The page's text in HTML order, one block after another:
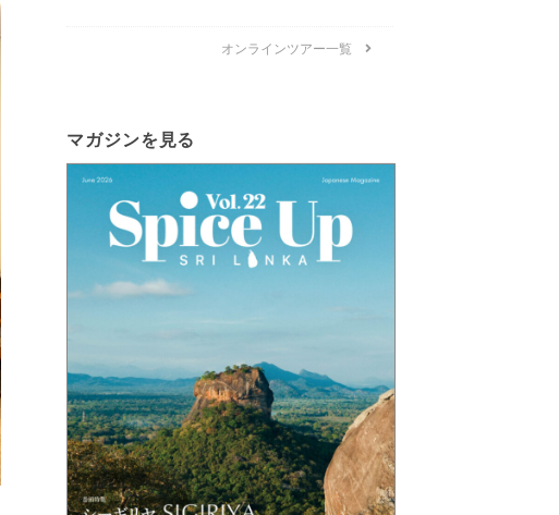
オンラインツアー一覧
マガジンを見る